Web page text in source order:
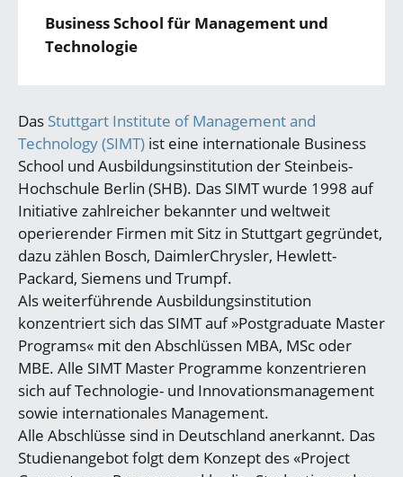
Business School für Management und
Technologie
Das Stuttgart Institute of Management and
Technology (SIMT) ist eine internationale Business
School und Ausbildungsinstitution der Steinbeis-
Hochschule Berlin (SHB). Das SIMT wurde 1998 auf
Initiative zahlreicher bekannter und weltweit
operierender Firmen mit Sitz in Stuttgart gegründet,
dazu zählen Bosch, DaimlerChrysler, Hewlett-
Packard, Siemens und Trumpf.
Als weiterführende Ausbildungsinstitution
konzentriert sich das SIMT auf »Postgraduate Master
Programs« mit den Abschlüssen MBA, MSc oder
MBE. Alle SIMT Master Programme konzentrieren
sich auf Technologie- und Innovationsmanagement
sowie internationales Management.
Alle Abschlüsse sind in Deutschland anerkannt. Das
Studienangebot folgt dem Konzept des «Project